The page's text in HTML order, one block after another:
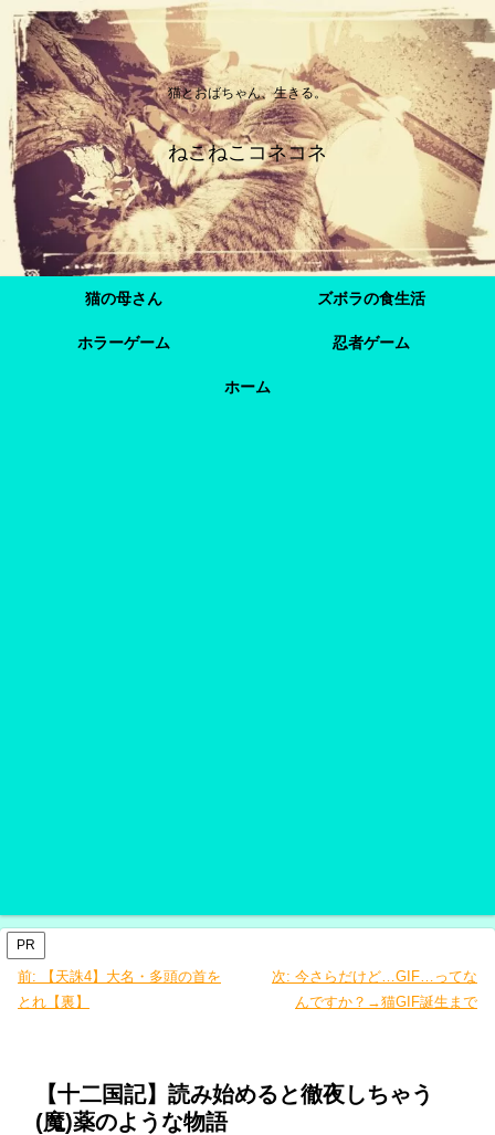
猫とおばちゃん、生きる。
ねこねこコネコネ
猫の母さん ズボラの食生活
ホラーゲーム 忍者ゲーム
ホーム
PR
前:
【天誅4】大名・多頭の首を
とれ【裏】
次: 今さらだけど…GIF…ってな
んですか？→猫GIF誕生まで
【十二国記】読み始めると徹夜しちゃう
(魔)薬のような物語